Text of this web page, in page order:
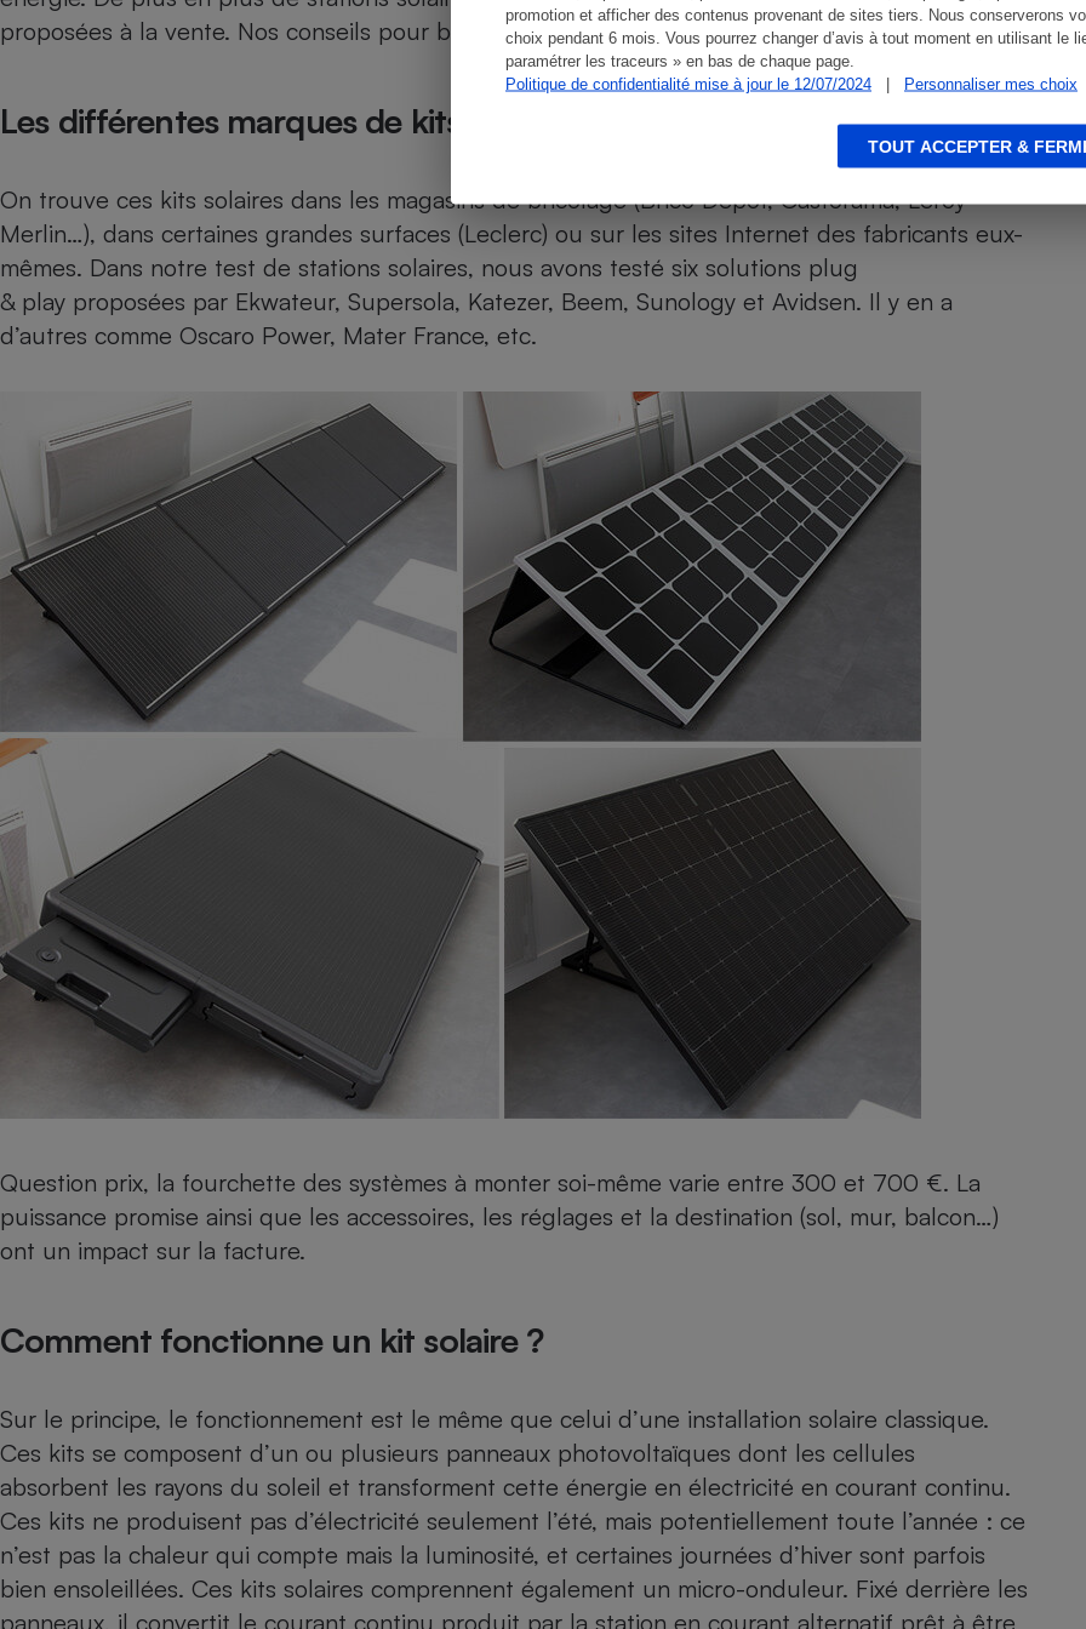
promotion et afficher des contenus provenant de sites tiers. Nous conserverons
choix pendant 6 mois. Vous pourrez changer d’avis à tout moment en utilisant le
paramétrer les traceurs » en bas de chaque page.
Politique de confidentialité mise à jour le 12/07/2024
| Personnaliser mes choix
TOUT ACCEPTER &
proposées à la vente. Nos conseils pour bien les choisir.
Les différentes marques de kits solaires
On trouve ces kits solaires dans les magasins de bricolage (Brico Dépôt, Castorama, Leroy
Merlin…), dans certaines grandes surfaces (Leclerc) ou sur les sites Internet des fabricants eux-
mêmes. Dans notre test de stations solaires, nous avons testé six solutions plug
& play proposées par Ekwateur, Supersola, Katezer, Beem, Sunology et Avidsen. Il y en a
d’autres comme Oscaro Power, Mater France, etc.
Question prix, la fourchette des systèmes à monter soi-même varie entre 300 et 700 €. La
puissance promise ainsi que les accessoires, les réglages et la destination (sol, mur, balcon…)
ont un impact sur la facture.
Comment fonctionne un kit solaire ?
Sur le principe, le fonctionnement est le même que celui d’une installation solaire classique.
Ces kits se composent d’un ou plusieurs panneaux photovoltaïques dont les cellules
absorbent les rayons du soleil et transforment cette énergie en électricité en courant continu.
Ces kits ne produisent pas d’électricité seulement l’été, mais potentiellement toute l’année : ce
n’est pas la chaleur qui compte mais la luminosité, et certaines journées d’hiver sont parfois
bien ensoleillées. Ces kits solaires comprennent également un micro-onduleur. Fixé derrière les
panneaux, il convertit le courant continu produit par la station en courant alternatif prêt à être